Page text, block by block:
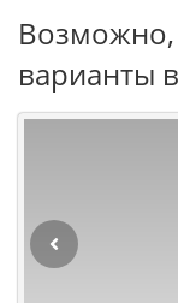
Возможно,
варианты